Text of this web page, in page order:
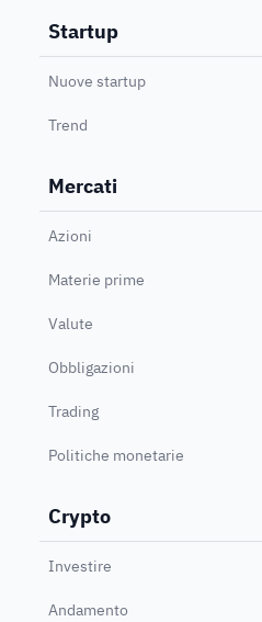
Startup
Nuove startup
Trend
Mercati
Azioni
Materie prime
Valute
Obbligazioni
Trading
Politiche monetarie
Crypto
Investire
Andamento